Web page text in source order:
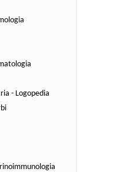
- Logopedia